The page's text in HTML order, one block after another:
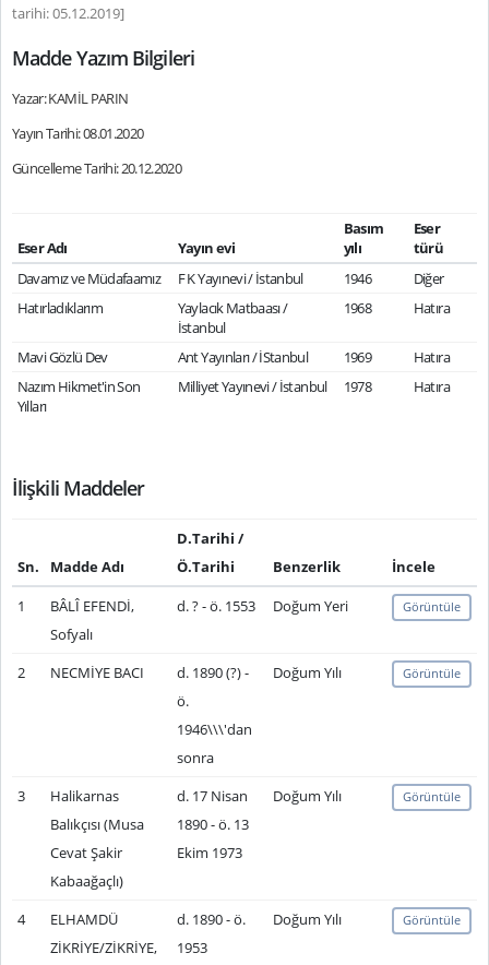
tarihi: 05.12.2019]
Madde Yazım Bilgileri
Yazar: KAMİL PARIN
Yayın Tarihi: 08.01.2020
Güncelleme Tarihi: 20.12.2020
Eser Adı Yayın evi
Basım
yılı
Eser
türü
Davamız ve Müdafaamız
F K Yayınevi / İstanbul 1946
Diğer
Hatırladıklarım
Yaylacık Matbaası /
İstanbul
1968 Hatıra
Mavi Gözlü Dev Ant Yayınları / İStanbul 1969
Hatıra
Nazım Hikmet'in Son
Yılları
Milliyet Yayınevi / İstanbul 1978 Hatıra
İlişkili Maddeler
Sn. Madde Adı
D.Tarihi /
Ö.Tarihi
Benzerlik
İncele
1
BÂLÎ EFENDİ,
Sofyalı
d. ? - ö. 1553 Doğum Yeri Görüntüle
2 NECMİYE BACI
d. 1890 (?) -
ö.
1946\\\'dan
sonra
Doğum Yılı Görüntüle
3
Halikarnas
Balıkçısı (Musa
Cevat Şakir
Kabaağaçlı)
d. 17 Nisan
1890 - ö. 13
Ekim 1973
Doğum Yılı Görüntüle
4
ELHAMDÜ
ZİKRİYE/ZİKRİYE,
d. 1890 - ö.
1953
Doğum Yılı Görüntüle